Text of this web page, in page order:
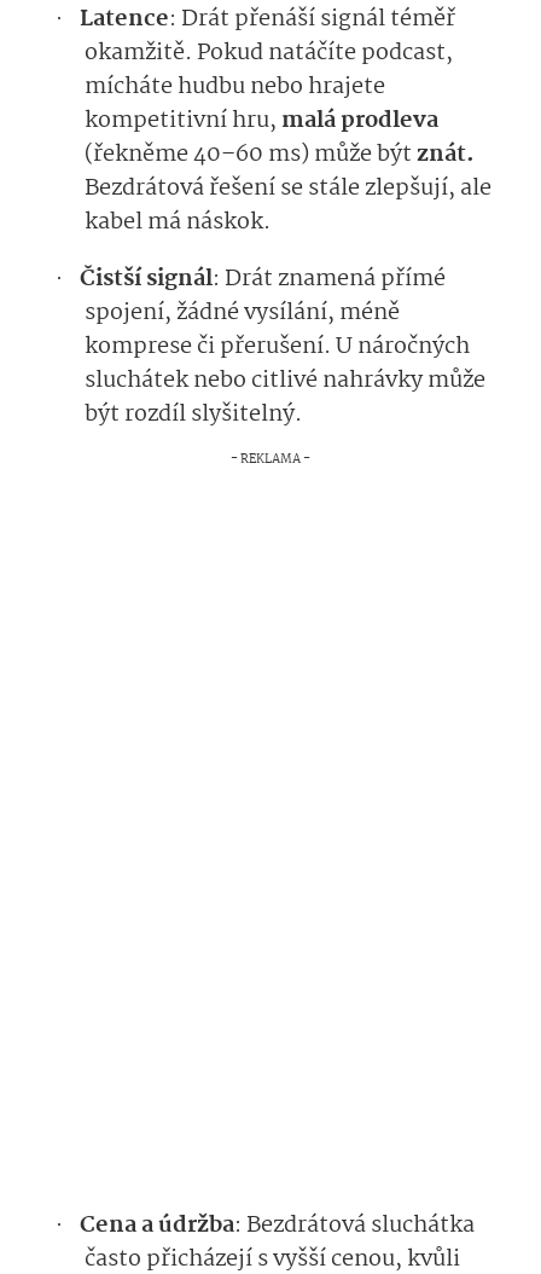
· Latence: Drát přenáší signál téměř
okamžitě. Pokud natáčíte podcast,
mícháte hudbu nebo hrajete
kompetitivní hru, malá prodleva
(řekněme 40–60 ms) může býtznát.
Bezdrátová řešení se stále zlepšují, ale
kabel má náskok.
· Čistší signál: Drát znamená přímé
spojení, žádné vysílání, méně
komprese či přerušení. U náročných
sluchátek nebo citlivé nahrávky může
být rozdíl slyšitelný.
· Cena a údržba: Bezdrátová sluchátka
často přicházejí s vyšší cenou, kvůli